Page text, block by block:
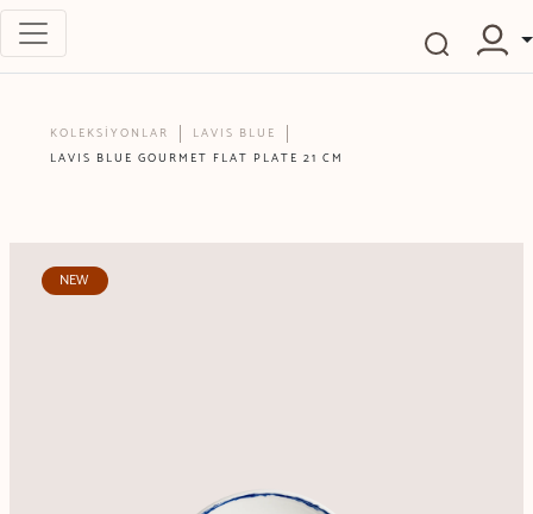
KOLEKSİYONLAR
LAVIS BLUE
LAVIS BLUE GOURMET FLAT PLATE 21 CM
NEW